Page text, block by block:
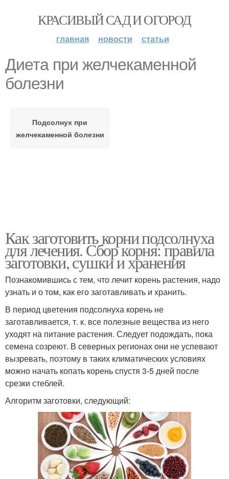
КРАСИВЫЙ САД И ОГОРОД
главная новости статьи
Диета при желчекаменной
болезни
Подсолнух при
желчекаменной болезни
Как заготовить корни подсолнуха
для лечения. Сбор корня: правила
заготовки, сушки и хранения
Познакомившись с тем, что лечит корень растения, надо
узнать и о том, как его заготавливать и хранить.
В период цветения подсолнуха корень не
заготавливается, т. к. все полезные вещества из него
уходят на питание растения. Следует подождать, пока
семена созреют. В северных регионах они не успевают
вызревать, поэтому в таких климатических условиях
можно начать копать корень спустя 3-5 дней после
срезки стеблей.
Алгоритм заготовки, следующий: